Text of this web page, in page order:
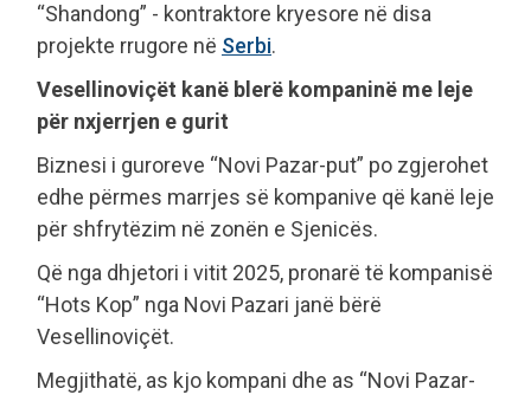
“Shandong” - kontraktore kryesore në disa
projekte rrugore në Serbi.
Vesellinoviçët kanë blerë kompaninë me leje
për nxjerrjen e gurit
Biznesi i guroreve “Novi Pazar-put” po zgjerohet
edhe përmes marrjes së kompanive që kanë leje
për shfrytëzim në zonën e Sjenicës.
Që nga dhjetori i vitit 2025, pronarë të kompanisë
“Hots Kop” nga Novi Pazari janë bërë
Vesellinoviçët.
Megjithatë, as kjo kompani dhe as “Novi Pazar-